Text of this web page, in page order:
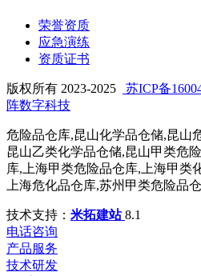
荣誉资质
应急演练
资质证书
版权所有 2023-2025 苏ICP备
阵数字科技
危险品仓库,昆山化学品仓储,昆山
昆山乙类化学品仓储,昆山甲类危
库,上海甲类危险品仓库,上海甲类
上海危化品仓库,苏州甲类危险品
技术支持： 米拓建站8.1
电话咨询
产品服务
技术研发